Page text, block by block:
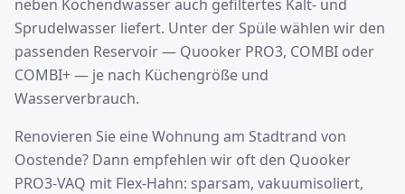
neben Kochendwasser auch gefiltertes Kalt- und
Sprudelwasser liefert. Unter der Spüle wählen wir den
passenden Reservoir — Quooker PRO3, COMBI oder
COMBI+ — je nach Küchengröße und
Wasserverbrauch.
Renovieren Sie eine Wohnung am Stadtrand von
Oostende? Dann empfehlen wir oft den Quooker
PRO3-VAQ mit Flex-Hahn: sparsam, vakuumisoliert,